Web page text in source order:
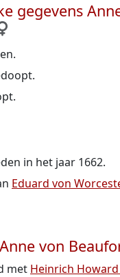
gegevens
in het jaar 1662.
Eduard von
von
met Heinrich